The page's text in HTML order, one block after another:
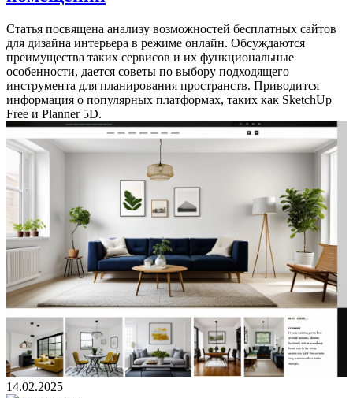
Статья посвящена анализу возможностей бесплатных сайтов
для дизайна интерьера в режиме онлайн. Обсуждаются
преимущества таких сервисов и их функциональные
особенности, дается советы по выбору подходящего
инструмента для планирования пространств. Приводится
информация о популярных платформах, таких как SketchUp
Free и Planner 5D.
14.02.2025